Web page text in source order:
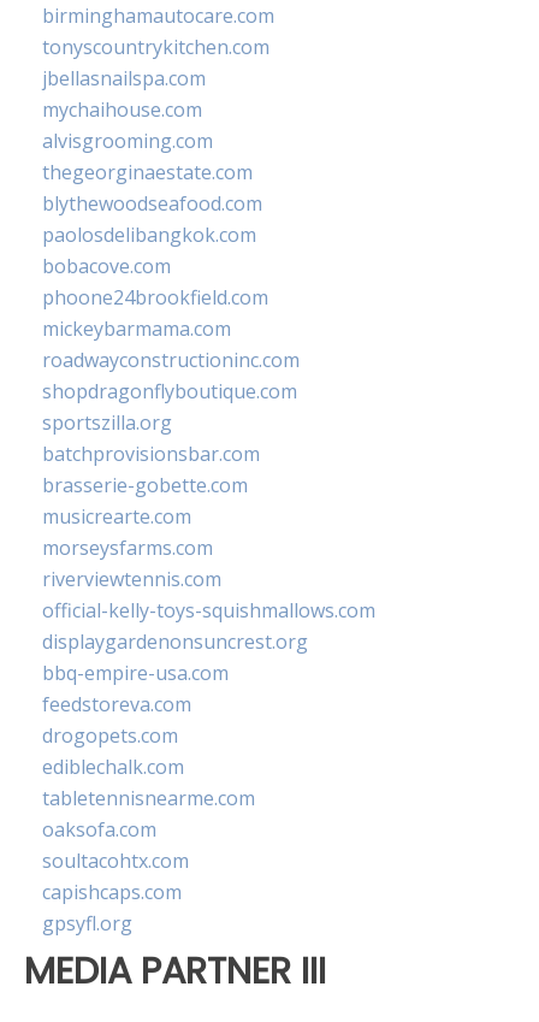
birminghamautocare.com
tonyscountrykitchen.com
jbellasnailspa.com
mychaihouse.com
alvisgrooming.com
thegeorginaestate.com
blythewoodseafood.com
paolosdelibangkok.com
bobacove.com
phoone24brookfield.com
mickeybarmama.com
roadwayconstructioninc.com
shopdragonflyboutique.com
sportszilla.org
batchprovisionsbar.com
brasserie-gobette.com
musicrearte.com
morseysfarms.com
riverviewtennis.com
official-kelly-toys-squishmallows.com
displaygardenonsuncrest.org
bbq-empire-usa.com
feedstoreva.com
drogopets.com
ediblechalk.com
tabletennisnearme.com
oaksofa.com
soultacohtx.com
capishcaps.com
gpsyfl.org
MEDIA PARTNER III